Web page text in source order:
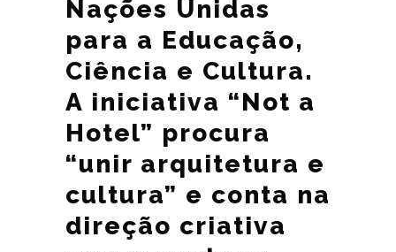
Nações Unidas
para a Educação,
Ciência e Cultura.
A iniciativa “Not a
Hotel” procura
“unir arquitetura e
cultura” e conta na
direção criativa